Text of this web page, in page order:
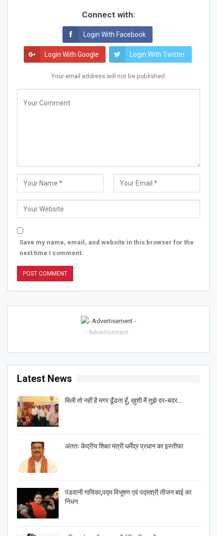
Connect with:
Login With Facebook
Login With Google Login With Twitter
Your email address will not be published.
Save my name, email, and website in this browser for the
next time I comment.
- Advertisement -
Latest News
मिली तो नहीं है मगर ढूँढता हूँ, ख़ुशी मैं तुझे दर-बदर…
अंततः केंद्रीय शिक्षा मंत्री धर्मेंद्र प्रधान का इस्तीफा
पंडवानी गायिका,पद्म विभूषण एवं पद्मश्री तीजन बाई का
निधन